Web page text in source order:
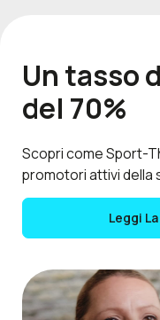
Un tasso
del 70%
Scopri come Sport-
promotori attivi della
Leggi